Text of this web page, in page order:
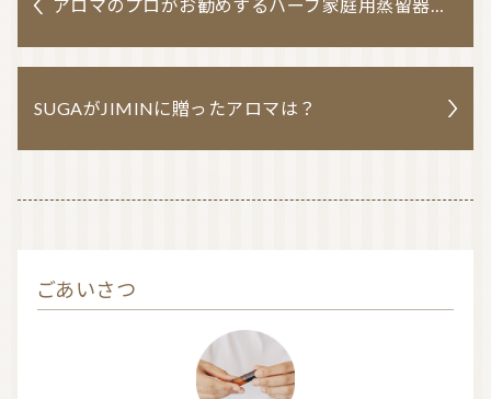
アロマのプロがお勧めするハーブ家庭用蒸留器５選（信頼できるメーカー）
SUGAがJIMINに贈ったアロマは？
ごあいさつ